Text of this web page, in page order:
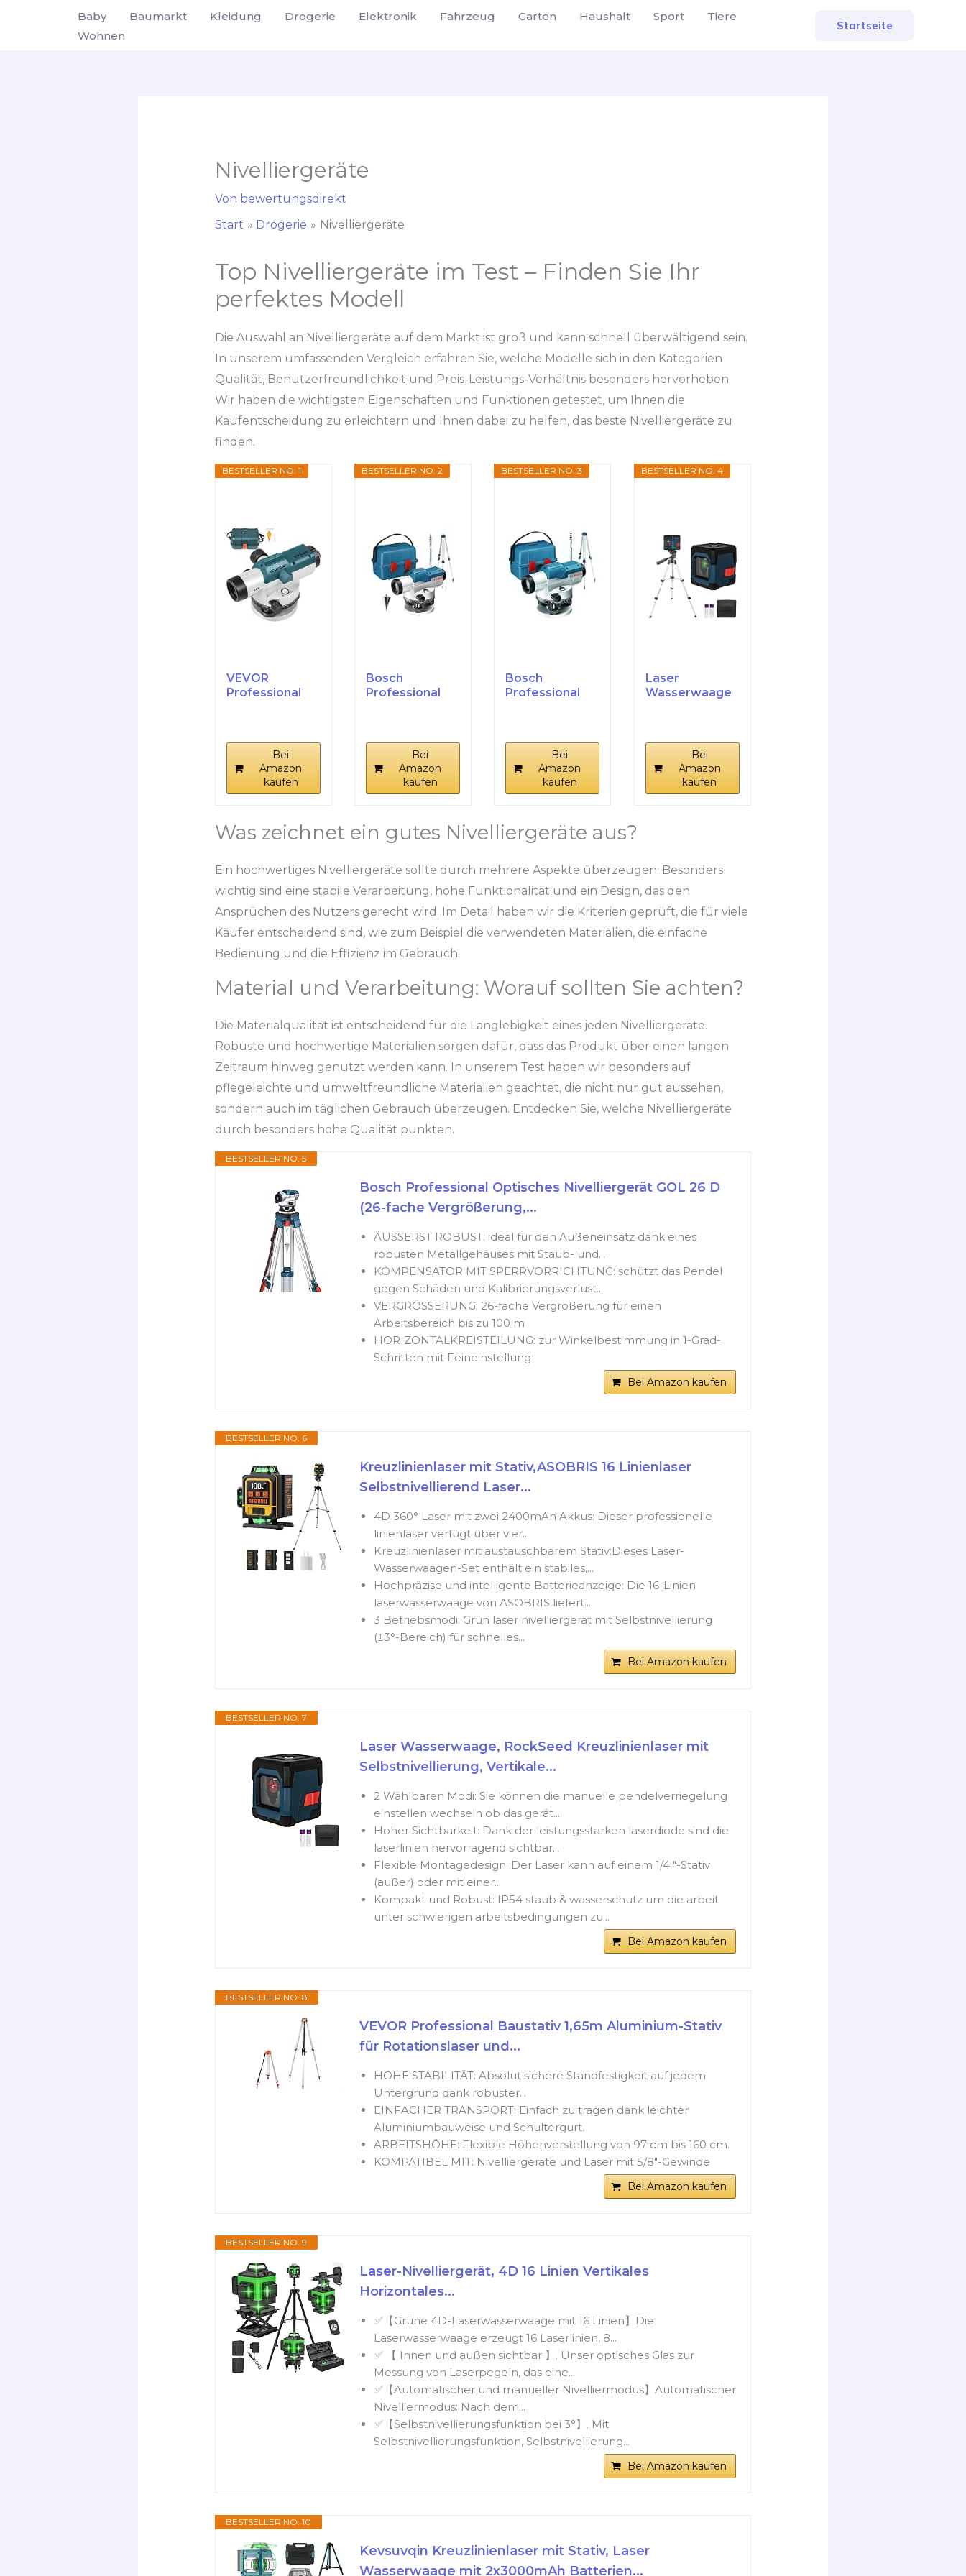
Baby Baumarkt Kleidung Drogerie Elektronik Fahrzeug Garten Haushalt Sport
Tiere
Wohnen
Startseite
Nivelliergeräte
Von bewertungsdirekt
Start
Drogerie Nivelliergeräte
Top Nivelliergeräte im Test – Finden Sie Ihr
perfektes Modell
Die Auswahl an Nivelliergeräte auf dem Markt ist groß und kann schnell überwältigend sein.
In unserem umfassenden Vergleich erfahren Sie, welche Modelle sich in den Kategorien
Qualität, Benutzerfreundlichkeit und Preis-Leistungs-Verhältnis besonders hervorheben.
Wir haben die wichtigsten Eigenschaften und Funktionen getestet, um Ihnen die
Kaufentscheidung zu erleichtern und Ihnen dabei zu helfen, das beste Nivelliergeräte zu
finden.
BESTSELLER NO. 1
VEVOR
Professional
Bei
Amazon
kaufen
BESTSELLER NO. 2
Bosch
Professional
Bei
Amazon
kaufen
BESTSELLER NO. 3
Bosch
Professional
Bei
Amazon
kaufen
BESTSELLER NO. 4
Laser
Wasserwaage
Bei
Amazon
kaufen
Was zeichnet ein gutes Nivelliergeräte aus?
Ein hochwertiges Nivelliergeräte sollte durch mehrere Aspekte überzeugen. Besonders
wichtig sind eine stabile Verarbeitung, hohe Funktionalität und ein Design, das den
Ansprüchen des Nutzers gerecht wird. Im Detail haben wir die Kriterien geprüft, die für viele
Käufer entscheidend sind, wie zum Beispiel die verwendeten Materialien, die einfache
Bedienung und die Effizienz im Gebrauch.
Material und Verarbeitung: Worauf sollten Sie achten?
Die Materialqualität ist entscheidend für die Langlebigkeit eines jeden Nivelliergeräte.
Robuste und hochwertige Materialien sorgen dafür, dass das Produkt über einen langen
Zeitraum hinweg genutzt werden kann. In unserem Test haben wir besonders auf
pflegeleichte und umweltfreundliche Materialien geachtet, die nicht nur gut aussehen,
sondern auch im täglichen Gebrauch überzeugen. Entdecken Sie, welche Nivelliergeräte
durch besonders hohe Qualität punkten.
BESTSELLER NO. 5
Bosch Professional Optisches Nivelliergerät GOL 26 D
(26-fache Vergrößerung,...
ÄUSSERST ROBUST: ideal für den Außeneinsatz dank eines
robusten Metallgehäuses mit Staub- und...
KOMPENSATOR MIT SPERRVORRICHTUNG: schützt das Pendel
gegen Schäden und Kalibrierungsverlust...
VERGRÖSSERUNG: 26-fache Vergrößerung für einen
Arbeitsbereich bis zu 100 m
HORIZONTALKREISTEILUNG: zur Winkelbestimmung in 1-Grad-
Schritten mit Feineinstellung
Bei Amazon kaufen
BESTSELLER NO. 6
Kreuzlinienlaser mit Stativ,ASOBRIS 16 Linienlaser
Selbstnivellierend Laser...
4D 360° Laser mit zwei 2400mAh Akkus: Dieser professionelle
linienlaser verfügt über vier...
Kreuzlinienlaser mit austauschbarem Stativ:Dieses Laser-
Wasserwaagen-Set enthält ein stabiles,...
Hochpräzise und intelligente Batterieanzeige: Die 16-Linien
laserwasserwaage von ASOBRIS liefert...
3 Betriebsmodi: Grün laser nivelliergerät mit Selbstnivellierung
(±3°-Bereich) für schnelles...
Bei Amazon kaufen
BESTSELLER NO. 7
Laser Wasserwaage, RockSeed Kreuzlinienlaser mit
Selbstnivellierung, Vertikale...
2 Wählbaren Modi: Sie können die manuelle pendelverriegelung
einstellen wechseln ob das gerät...
Hoher Sichtbarkeit: Dank der leistungsstarken laserdiode sind die
laserlinien hervorragend sichtbar...
Flexible Montagedesign: Der Laser kann auf einem 1/4 "-Stativ
(außer) oder mit einer...
Kompakt und Robust: IP54 staub & wasserschutz um die arbeit
unter schwierigen arbeitsbedingungen zu...
Bei Amazon kaufen
BESTSELLER NO. 8
VEVOR Professional Baustativ 1,65m Aluminium-Stativ
für Rotationslaser und...
HOHE STABILITÄT: Absolut sichere Standfestigkeit auf jedem
Untergrund dank robuster...
EINFACHER TRANSPORT: Einfach zu tragen dank leichter
Aluminiumbauweise und Schultergurt.
ARBEITSHÖHE: Flexible Höhenverstellung von 97 cm bis 160 cm.
KOMPATIBEL MIT: Nivelliergeräte und Laser mit 5/8"-Gewinde
Bei Amazon kaufen
BESTSELLER NO. 9
Laser-Nivelliergerät, 4D 16 Linien Vertikales
Horizontales...
✅【Grüne 4D-Laserwasserwaage mit 16 Linien】Die
Laserwasserwaage erzeugt 16 Laserlinien, 8...
✅ 【 Innen und außen sichtbar 】. Unser optisches Glas zur
Messung von Laserpegeln, das eine...
✅【Automatischer und manueller Nivelliermodus】Automatischer
Nivelliermodus: Nach dem...
✅【Selbstnivellierungsfunktion bei 3°】. Mit
Selbstnivellierungsfunktion, Selbstnivellierung...
Bei Amazon kaufen
BESTSELLER NO. 10
Kevsuvqin Kreuzlinienlaser mit Stativ, Laser
Wasserwaage mit 2x3000mAh Batterien...